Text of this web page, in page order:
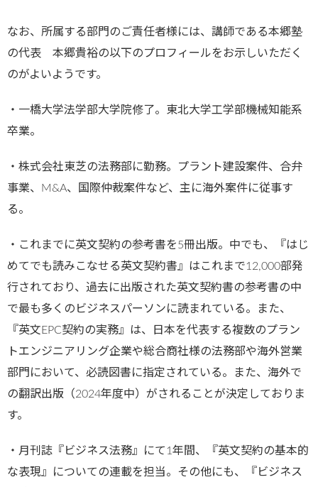
なお、所属する部門のご責任者様には、講師である本郷塾
の代表 本郷貴裕の以下のプロフィールをお示しいただく
のがよいようです。
・一橋大学法学部大学院修了。東北大学工学部機械知能系
卒業。
・株式会社東芝の法務部に勤務。プラント建設案件、合弁
事業、M&A、国際仲裁案件など、主に海外案件に従事す
る。
・これまでに英文契約の参考書を5冊出版。中でも、『はじ
めてでも読みこなせる英文契約書』はこれまで12,000部発
行されており、過去に出版された英文契約書の参考書の中
で最も多くのビジネスパーソンに読まれている。また、
『英文EPC契約の実務』は、日本を代表する複数のプラン
トエンジニアリング企業や総合商社様の法務部や海外営業
部門において、必読図書に指定されている。また、海外で
の翻訳出版（2024年度中）がされることが決定しておりま
す。
・月刊誌『ビジネス法務』にて1年間、『英文契約の基本的
な表現』についての連載を担当。その他にも、『ビジネス